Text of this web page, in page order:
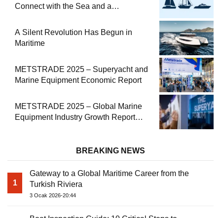
Connect with the Sea and a
A Silent Revolution Has Begun in
Maritime
METSTRADE 2025 – Superyacht and
Marine Equipment Economic Report
METSTRADE 2025 – Global Marine
Equipment Industry Growth Report
BREAKING NEWS
1
Gateway to a Global Maritime Career from the
Turkish Riviera
3 Ocak 2026-20:44